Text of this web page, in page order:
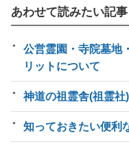
あわせて読みたい記事
公営霊園・寺院墓地
リットについて
神道の祖霊舎(祖霊
知っておきたい便利